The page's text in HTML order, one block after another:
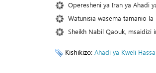
Operesheni ya Iran ya Ahadi
Watunisia wasema tamanio
Sheikh Nabil Qaouk, msaidizi
Kishikizo: Ahadi ya Kweli